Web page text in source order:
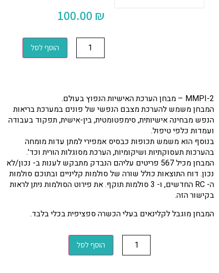
100.00 ₪
הוסף לסל
MMPI-2 – מבחן הערכת האישיות הנפוץ בעולם.
המבחן משמש להערכת מצבם הנפשי של פונים במערכת בריאות
הנפש מבחינה אישיותית, סימפטומטית, בין-אישית, תפקוד בעבודה
ועמדות כלפי טיפול.
בנוסף הוא משמש תכופות כבסיס אמפירי למתן עדות מומחה
בהערכות תעסוקתיות ושיקומיות, הערכת מסוגלות הורית וכד'.
המבחן מכיל 567 פריטים עליהם הנבדק מתבקש לענות ב- נכון/לא
נכון. דוח התוצאות כולל שורה של סולמות קליניים ובתוכם סולמות
ה- RC החדשים, ו- 3 סולמות תוקף. את פירוט הסולמות ניתן לראות
בקישור הזה.
המבחן מוגבל לקלינאים בעלי הכשרה ספציפית בכלי בלבד.
הוסף לסל